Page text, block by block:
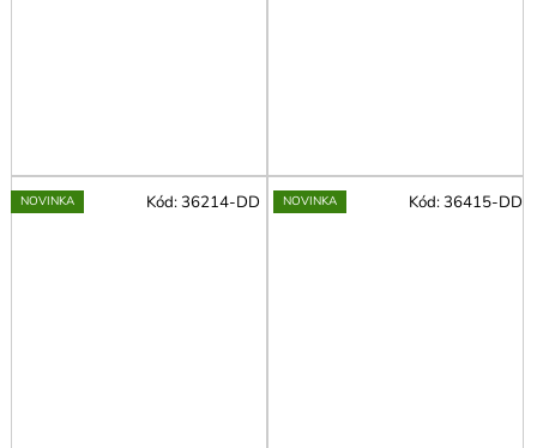
NOVINKA Kód:36214-DD NOVINKA Kód:36415-DD